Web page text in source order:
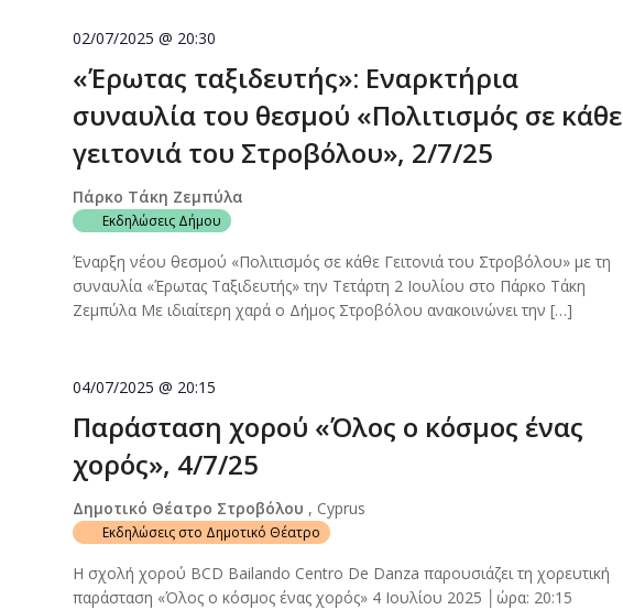
«Έρωτας ταξιδευτής»: Εναρκτήρια
συναυλία του θεσμού «Πολιτισμός σε κάθε
γειτονιά του Στροβόλου», 2/7/25
02/07/2025 @ 20:30
Πάρκο Τάκη Ζεμπύλα
Εκδηλώσεις Δήμου
Έναρξη νέου θεσμού «Πολιτισμός σε κάθε Γειτονιά του Στροβόλου» με τη
συναυλία «Έρωτας Ταξιδευτής» την Τετάρτη 2 Ιουλίου στο Πάρκο Τάκη
Ζεμπύλα Με ιδιαίτερη χαρά ο Δήμος Στροβόλου ανακοινώνει την […]
Παράσταση χορού «Όλος ο κόσμος ένας
χορός», 4/7/25
04/07/2025 @ 20:15
Δημοτικό Θέατρο Στροβόλου , Cyprus
Εκδηλώσεις στο Δημοτικό Θέατρο
Η σχολή χορού BCD Bailando Centro De Danza παρουσιάζει τη χορευτική
παράσταση «Όλος ο κόσμος ένας χορός» 4 Ιουλίου 2025 │ώρα: 20:15